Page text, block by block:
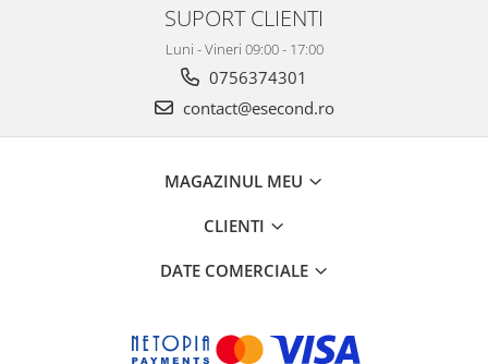
Ciclism
Drone si Accesorii
SUPORT CLIENTI
Luni - Vineri 09:00 - 17:00
0756374301
contact@esecond.ro
MAGAZINUL MEU
CLIENTI
DATE COMERCIALE